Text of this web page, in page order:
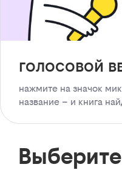
голосовой
нажмите на значок
название – и книга